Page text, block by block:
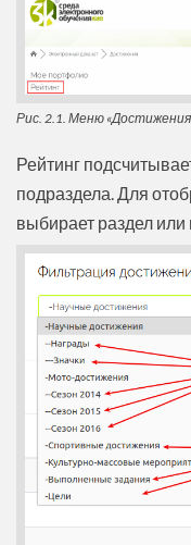
Рис. 2.1. Меню
Рейтинг
подраздела. Для
выбирает раздел или